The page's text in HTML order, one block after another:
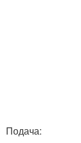
Подача: